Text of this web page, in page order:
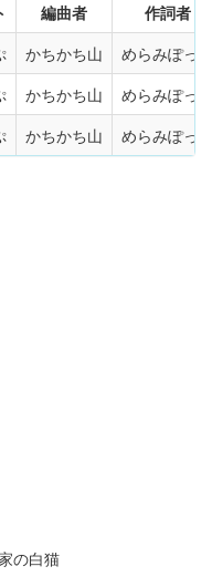
編曲者
作詞者
かちかち山
めらみぽっ
かちかち山
めらみぽっ
かちかち山 めらみぽっ
の白猫